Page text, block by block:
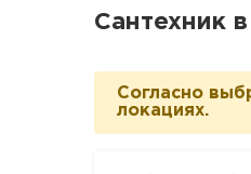
Сантехник
Согласно
локациях.